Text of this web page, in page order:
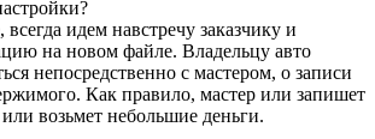
идем навстречу заказчику и
на новом файле. Владельцу авто
непосредственно с мастером, о записи
Как правило, мастер или запишет
возьмет небольшие деньги.